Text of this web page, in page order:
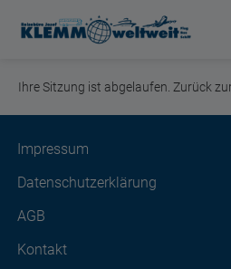
Ihre Sitzung ist abgelaufen. Zurück
Impressum
Datenschutzerklärung
AGB
Kontakt